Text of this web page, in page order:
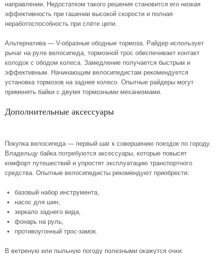
направлении. Недостатком такого решения становится его низкая
эффективность при гашении высокой скорости и полная
неработоспособность при слёте цепи.
Альтернатива — V-образные ободные тормоза. Райдер использует
рычаг на руле велосипеда, тормозной трос обеспечивает контакт
колодок с ободом колеса. Замедление получается быстрым и
эффективным. Начинающим велосипедистам рекомендуется
установка тормозов на заднее колесо. Опытные райдеры могут
применять байки с двумя тормозными механизмами.
Дополнительные аксессуары
Покупка велосипеда — первый шаг к совершению поездок по городу.
Владельцу байка потребуются аксессуары, которые повысят
комфорт путешествий и упростят эксплуатацию транспортного
средства. Опытные велосипедисты рекомендуют приобрести:
базовый набор инструмента,
насос для шин,
зеркало заднего вида,
фонарь на руль,
противоугонный трос-замок.
В ветреную или пыльную погоду полезными окажутся очки.